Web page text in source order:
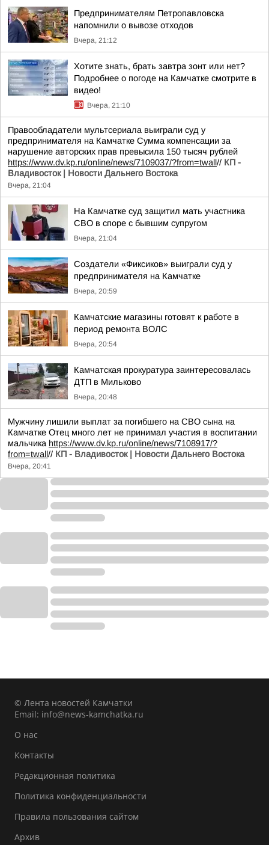
Предпринимателям Петропавловска
напомнили о вывозе отходов
Вчера, 21:12
Хотите знать, брать завтра зонт или нет?
Подробнее о погоде на Камчатке смотрите в
видео!
Вчера, 21:10
Правообладатели мультсериала выиграли суд у
предпринимателя на Камчатке Сумма компенсации за
нарушение авторских прав превысила 150 тысяч рублей
https://www.dv.kp.ru/online/news/7109037/?from=twall// КП -
Владивосток | Новости Дальнего Востока
Вчера, 21:04
На Камчатке суд защитил мать участника
СВО в споре с бывшим супругом
Вчера, 21:04
Создатели «Фиксиков» выиграли суд у
предпринимателя на Камчатке
Вчера, 20:59
Камчатские магазины готовят к работе в
период ремонта ВОЛС
Вчера, 20:54
Камчатская прокуратура заинтересовалась
ДТП в Мильково
Вчера, 20:48
Мужчину лишили выплат за погибшего на СВО сына на
Камчатке Отец много лет не принимал участия в воспитании
мальчика https://www.dv.kp.ru/online/news/7108917/?
from=twall// КП - Владивосток | Новости Дальнего Востока
Вчера, 20:41
© Лента новостей Камчатки
Email: info@news-kamchatka.ru
О нас
Контакты
Редакционная политика
Политика конфиденциальности
Правила пользования сайтом
Архив